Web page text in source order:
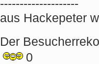
--------------------
aus Hackepeter
Der
0